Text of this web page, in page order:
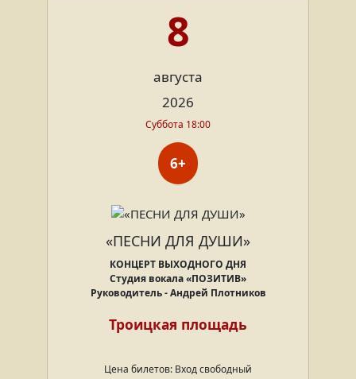
8
августа
2026
Суббота 18:00
6+
«ПЕСНИ ДЛЯ ДУШИ»
КОНЦЕРТ ВЫХОДНОГО ДНЯ
Студия вокала «ПОЗИТИВ»
Руководитель - Андрей Плотников
Троицкая площадь
Цена билетов: Вход свободный